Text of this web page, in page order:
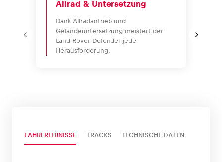
Allrad & Untersetzung
Dank Allradantrieb und
Geländeuntersetzung meistert der
Land Rover Defender jede
Herausforderung.
FAHRERLEBNISSE TRACKS TECHNISCHE DATEN